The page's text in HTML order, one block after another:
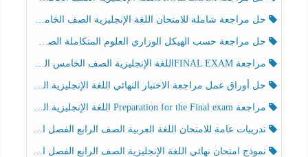
حل مراجعة شاملة للامتحان اللغة الإنجليزية الصف الخامس الفصل الثالث
حل مراجعة حسب الهيكل الوزاري العلوم المتكاملة الصف الخامس عام الفصل الثالث
مراجعة FINAL EXAMاللغة الإنجليزية الصف الخامس الفصل الثالث
حل أوراق عمل مراجعة الاختبار النهائي اللغة الإنجليزية الصف الرابع الفصل الثالث
مراجعة Preparation for the Final exam اللغة الإنجليزية الصف الرابع الفصل الثالث
تدريبات عامة للامتحان اللغة العربية الصف الرابع الفصل الثالث
نموذج امتحان نهائي اللغة الإنجليزية الصف الرابع الفصل الثالث